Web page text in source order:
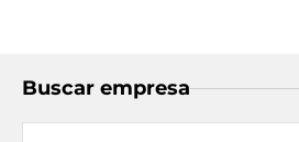
Buscar empresa